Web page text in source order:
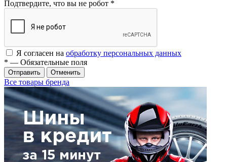
Подтвердите, что вы не робот *
Я согласен на обработку персональных данных
* — Обязательные поля
Отменить
Все товары бренда